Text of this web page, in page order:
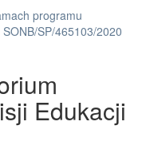
programu
SP/465103/2020
Edukacji